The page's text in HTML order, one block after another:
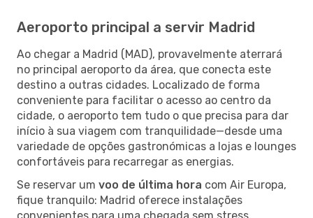
Aeroporto principal a servir Madrid
Ao chegar a Madrid (MAD), provavelmente aterrará
no principal aeroporto da área, que conecta este
destino a outras cidades. Localizado de forma
conveniente para facilitar o acesso ao centro da
cidade, o aeroporto tem tudo o que precisa para dar
início à sua viagem com tranquilidade—desde uma
variedade de opções gastronómicas a lojas e lounges
confortáveis para recarregar as energias.
Se reservar um voo de última hora com Air Europa,
fique tranquilo: Madrid oferece instalações